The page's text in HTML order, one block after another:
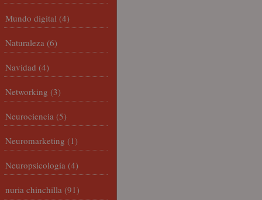
Mundo digital (4)
Naturaleza (6)
Navidad (4)
Networking (3)
Neurociencia (5)
Neuromarketing (1)
Neuropsicología (4)
nuria chinchilla (91)